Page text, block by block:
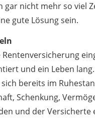
nicht mehr so viel
gute Lösung sein.
und ein Leben
bereits im
Schenkung,
und der